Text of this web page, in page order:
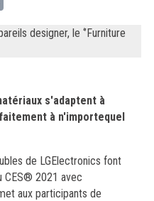
s'adaptent à
à n'importequel
de LGElectronics font
CES® 2021 avec
aux participants de